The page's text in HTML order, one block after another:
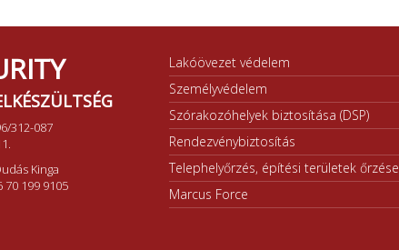
312-087
Kinga
70 199 9105
Lakóövezet védelem
Személyvédelem
Szórakozóhelyek biztosítása (DSP)
Rendezvénybiztosítás
Telephelyőrzés, építési területek őrzése
Marcus Force